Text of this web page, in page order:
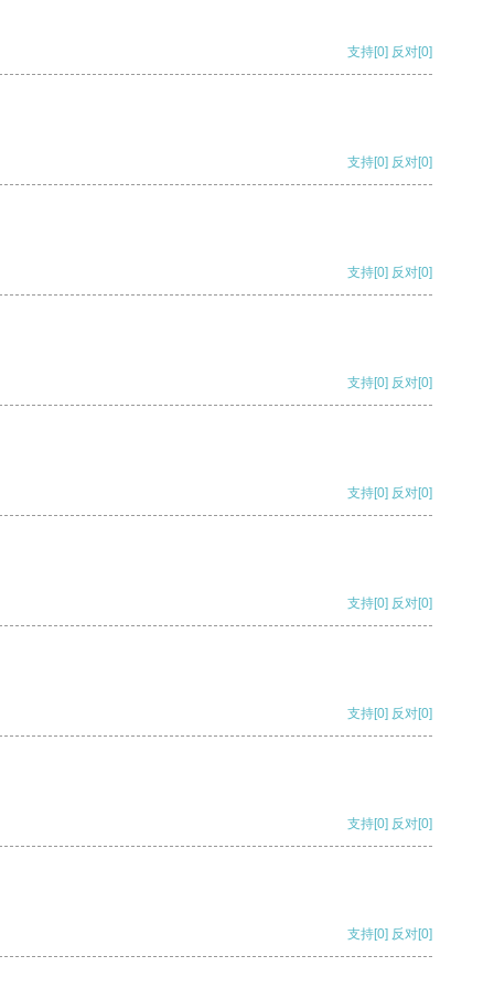
支持[0] 反对[0]
支持[0] 反对[0]
支持[0] 反对[0]
支持[0] 反对[0]
支持[0] 反对[0]
支持[0] 反对[0]
支持[0] 反对[0]
支持[0] 反对[0]
支持[0] 反对[0]